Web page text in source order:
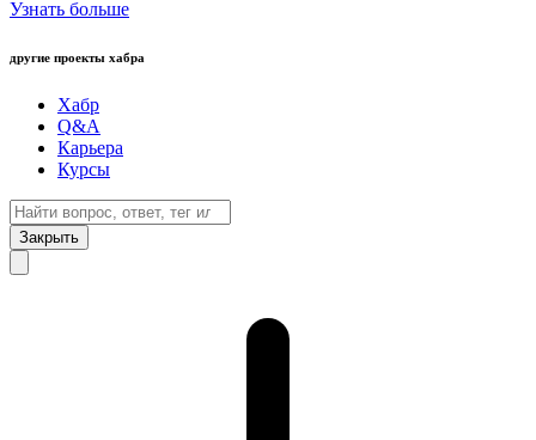
Узнать больше
другие проекты хабра
Хабр
Q&A
Карьера
Курсы
Закрыть